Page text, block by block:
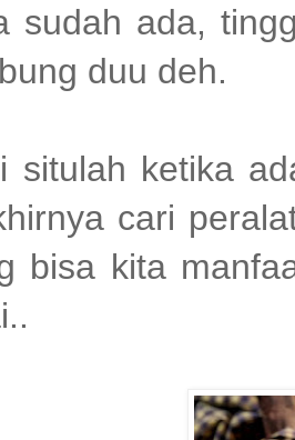
sudah ada,
duu deh.
situlah ketika
cari
bisa kita